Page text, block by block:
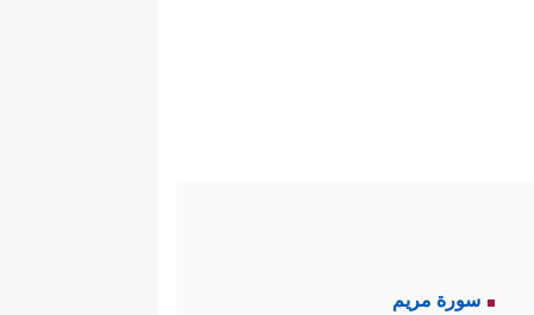
سورة مريم